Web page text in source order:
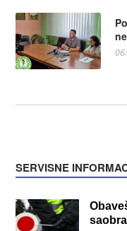
SERVISNE